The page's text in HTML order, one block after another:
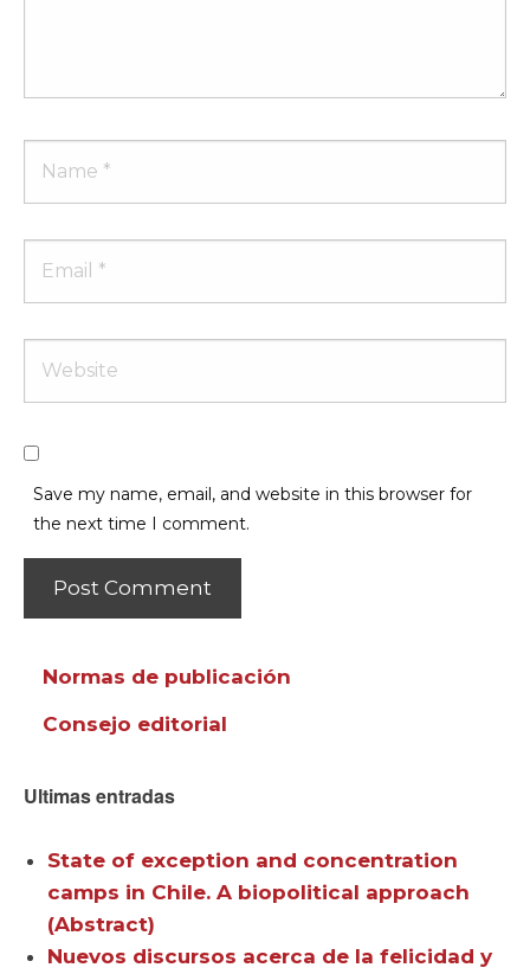
Save my name, email, and website in this browser for
the next time I comment.
Normas de publicación
Consejo editorial
Ultimas entradas
State of exception and concentration
camps in Chile. A biopolitical approach
(Abstract)
Nuevos discursos acerca de la felicidad y